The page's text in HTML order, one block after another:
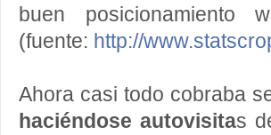
buen posicionamiento
(fuente: http://
Ahora casi todo cobraba
haciéndose autovisitas